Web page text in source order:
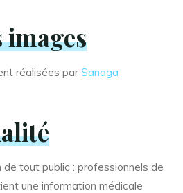
images
réalisées parSanaga
tout public : professionnels de
une information médicale